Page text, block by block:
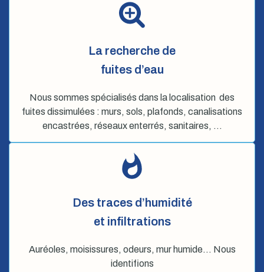
La recherche de
fuites d’eau
Nous sommes spécialisés dans la localisation des
fuites dissimulées : murs, sols, plafonds, canalisations
encastrées, réseaux enterrés, sanitaires, …
Des traces d’humidité
et infiltrations
Auréoles, moisissures, odeurs, mur humide… Nous
identifions